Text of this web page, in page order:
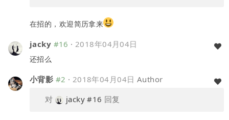
在招的，欢迎简历拿来
jacky #16 · 2018年04月04日
还招么
小背影 #2 · 2018年04月04日 Author
对
jacky #16 回复